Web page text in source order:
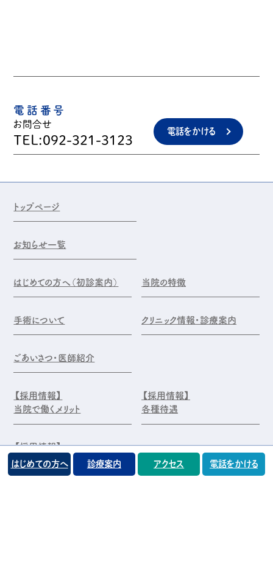
電話番号
お問合せ
TEL:092-321-3123
電話をかける
トップページ
お知らせ一覧
はじめての方へ（初診案内） 当院の特徴
手術について クリニック情報・診療案内
ごあいさつ・医師紹介
【採用情報】
当院で働くメリット
【採用情報】
各種待遇
【採用情報】
エントリー・お問合せ
はじめての方へ 診療案内 アクセス 電話をかける